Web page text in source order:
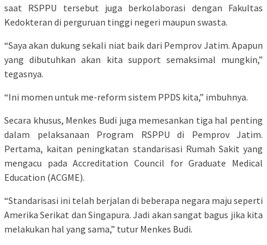
saat RSPPU tersebut juga berkolaborasi dengan Fakultas
Kedokteran di perguruan tinggi negeri maupun swasta.
“Saya akan dukung sekali niat baik dari Pemprov Jatim. Apapun
yang dibutuhkan akan kita support semaksimal mungkin,”
tegasnya.
“Ini momen untuk me-reform sistem PPDS kita,” imbuhnya.
Secara khusus, Menkes Budi juga memesankan tiga hal penting
dalam pelaksanaan Program RSPPU di Pemprov Jatim.
Pertama, kaitan peningkatan standarisasi Rumah Sakit yang
mengacu pada Accreditation Council for Graduate Medical
Education (ACGME).
“Standarisasi ini telah berjalan di beberapa negara maju seperti
Amerika Serikat dan Singapura. Jadi akan sangat bagus jika kita
melakukan hal yang sama,” tutur Menkes Budi.